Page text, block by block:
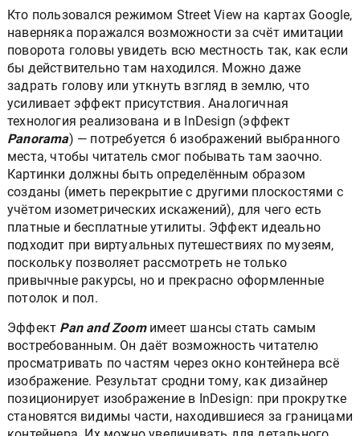
Кто пользовался режимом Street View на картах Google,
наверняка поражался возможности за счёт имитации
поворота головы увидеть всю местность так, как если
бы действительно там находился. Можно даже
задрать голову или уткнуть взгляд в землю, что
усиливает эффект присутствия. Аналогичная
технология реализована и в InDesign (эффект
Panorama) — потребуется 6 изображений выбранного
места, чтобы читатель смог побывать там заочно.
Картинки должны быть определённым образом
созданы (иметь перекрытие с другими плоскостями с
учётом изометрических искажений), для чего есть
платные и бесплатные утилиты. Эффект идеально
подходит при виртуальных путешествиях по музеям,
поскольку позволяет рассмотреть не только
привычные ракурсы, но и прекрасно оформленные
потолок и пол.
Эффект Pan and Zoomимеет шансы стать самым
востребованным. Он даёт возможность читателю
просматривать по частям через окно контейнера всё
изображение. Результат сродни тому, как дизайнер
позиционирует изображение в InDesign: при прокрутке
становятся видимы части, находившиеся за границами